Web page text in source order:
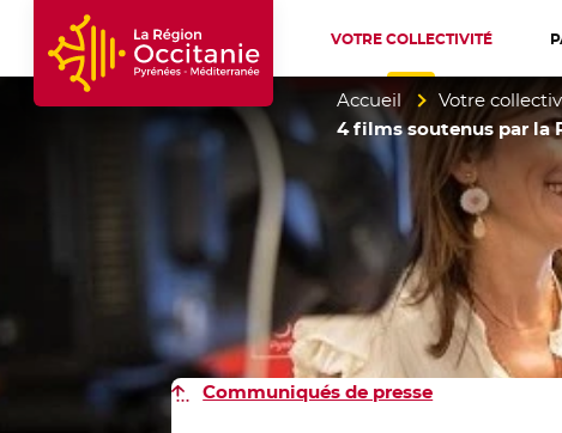
Accueil Région Occitanie / Pyrénées-
VOTRE COLLECTIVITÉ
Accueil Votre
4 films soutenus par la
Communiqués de presse